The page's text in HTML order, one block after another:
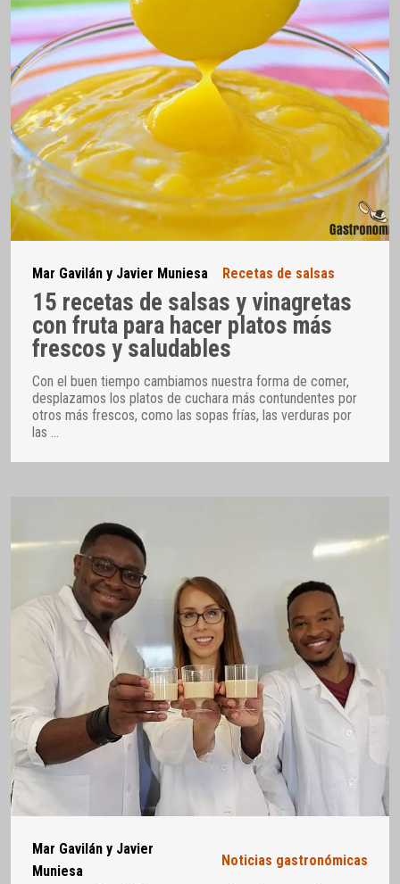
Mar Gavilán y Javier Muniesa Recetas de salsas
15 recetas de salsas y vinagretas
con fruta para hacer platos más
frescos y saludables
Con el buen tiempo cambiamos nuestra forma de comer,
desplazamos los platos de cuchara más contundentes por
otros más frescos, como las sopas frías, las verduras por
las …
Mar Gavilán y Javier
Muniesa
Noticias gastronómicas